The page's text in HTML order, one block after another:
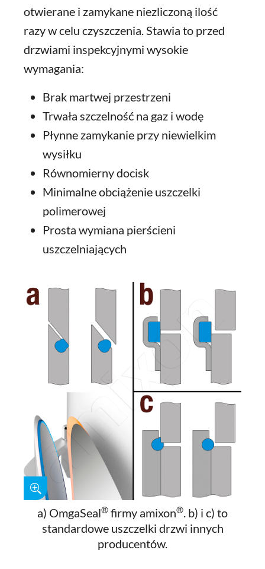
otwierane i zamykane niezliczoną ilość
razy w celu czyszczenia. Stawia to przed
drzwiami inspekcyjnymi wysokie
wymagania:
Brak martwej przestrzeni
Trwała szczelność na gaz i wodę
Płynne zamykanie przy niewielkim
wysiłku
Równomierny docisk
Minimalne obciążenie uszczelki
polimerowej
Prosta wymiana pierścieni
uszczelniających
a) OmgaSeal® firmy amixon®. b) i c) to
standardowe uszczelki drzwi innych
producentów.